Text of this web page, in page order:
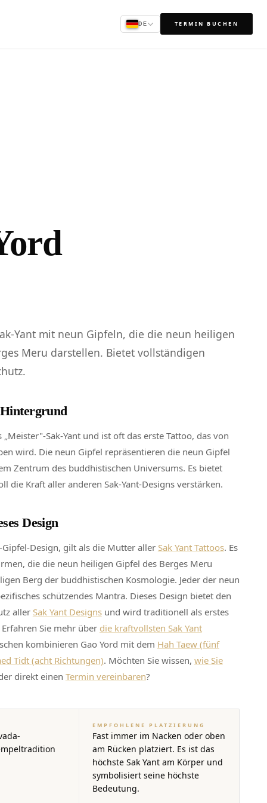
DE TERMIN BUCHEN
Yant mit neun Gipfeln, die die neun heiligen
Meru darstellen. Bietet vollständigen
„Meister"-Sak-Yant und ist oft das erste Tattoo, das von
wird. Die neun Gipfel repräsentieren die neun Gipfel
Zentrum des buddhistischen Universums. Es bietet
die Kraft aller anderen Sak-Yant-Designs verstärken.
Design
Gipfel-Design, gilt als die Mutter aller Sak Yant Tattoos. Es
die die neun heiligen Gipfel des Berges Meru
Berg der buddhistischen Kosmologie. Jeder der neun
schützendes Mantra. Dieses Design bietet den
aller Sak Yant Designsund wird traditionell als erstes
Sie mehr über die kraftvollsten Sak Yant
kombinieren Gao Yord mit dem Hah Taew (fünf
Tidt (acht Richtungen). Möchten Sie wissen, wie Sie
direkt einen Termin vereinbaren?
EMPFOHLENE PLATZIERUNG
Fast immer im Nacken oder oben
am Rücken platziert. Es ist das
höchste Sak Yant am Körper und
symbolisiert seine höchste
Bedeutung.